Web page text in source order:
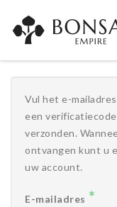
Vul het e-
een
verzonden.
ontvangen kunt u
uw account.
E-mailadres *